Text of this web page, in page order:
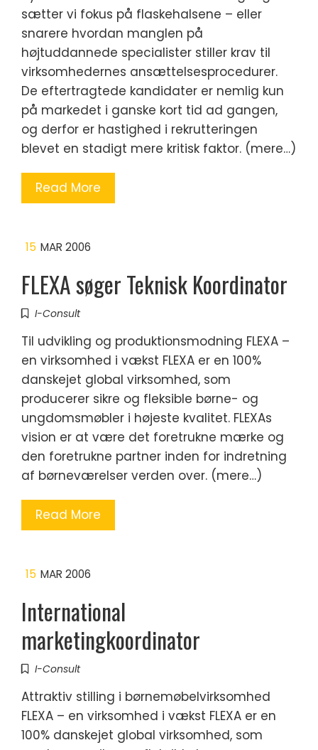
sætter vi fokus på flaskehalsene – eller
snarere hvordan manglen på
højtuddannede specialister stiller krav til
virksomhedernes ansættelsesprocedurer.
De eftertragtede kandidater er nemlig kun
på markedet i ganske kort tid ad gangen,
og derfor er hastighed i rekrutteringen
blevet en stadigt mere kritisk faktor. (mere…)
Read More
15 MAR 2006
FLEXA søger Teknisk Koordinator
I-Consult
Til udvikling og produktionsmodning FLEXA –
en virksomhed i vækst FLEXA er en 100%
danskejet global virksomhed, som
producerer sikre og fleksible børne- og
ungdomsmøbler i højeste kvalitet. FLEXAs
vision er at være det foretrukne mærke og
den foretrukne partner inden for indretning
af børneværelser verden over. (mere…)
Read More
15 MAR 2006
International
marketingkoordinator
I-Consult
Attraktiv stilling i børnemøbelvirksomhed
FLEXA – en virksomhed i vækst FLEXA er en
100% danskejet global virksomhed, som